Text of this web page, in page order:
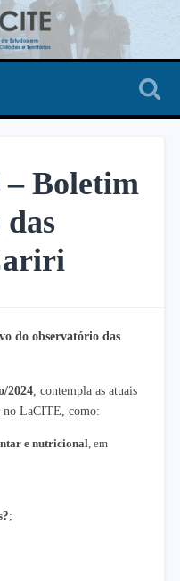
Boletim
do observatório das
2024, contempla as atuais
no LaCITE, como:
e nutricional, em
;